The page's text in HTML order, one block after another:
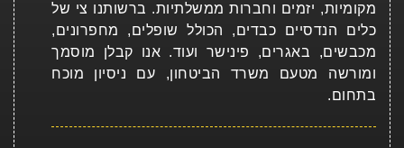
מקומיות, יזמים וחברות ממשלתיות. ברשותנו צי של
כלים הנדסיים כבדים, הכולל שופלים, מחפרונים,
מכבשים, באגרים, פינישר ועוד. אנו קבלן מוסמך
ומורשה מטעם משרד הביטחון, עם ניסיון מוכח
בתחום.